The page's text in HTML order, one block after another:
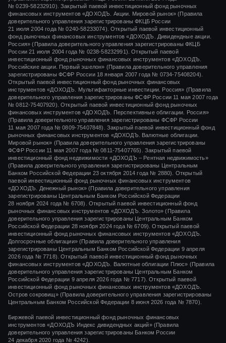
№ 0239-58232910). Закрытый паевой инвестиционный фонд рыночных
финансовых инструментов «ДОХОДЪ. Акции. Мировой рынок» (Правила
доверительного управления зарегистрированы ФКЦБ России
21 июля 2004 года № 0240-58233074). Открытый паевой инвестиционный
фонд рыночных финансовых инструментов «ДОХОДЪ. Дивидендные акции.
Россия» (Правила доверительного управления зарегистрированы ФКЦБ
России21 июля 2004 года № 0238-58232991). Открытый паевой
инвестиционный фонд рыночных финансовых инструментов «ДОХОДЪ.
Российские акции. Первый эшелон» (Правила доверительного управления
зарегистрированы ФСФР России 18 января 2007 года № 0734-75408204).
Открытый паевой инвестиционный фонд рыночных финансовых
инструментов «ДОХОДЪ. Мультифакторные инвестиции. Россия» (Правила
доверительного управления зарегистрированы ФСФР России 11 мая 2007 года
№ 0812-75407920). Открытый паевой инвестиционный фонд рыночных
финансовых инструментов «ДОХОДЪ. Перспективные облигации. Россия»
(Правила доверительного управления зарегистрированы ФСФР России
11 мая 2007 года № 0809-75407848).
Закрытый паевой инвестиционный фонд
рыночных финансовых инструментов «ДОХОДЪ. Валютные облигации.
Мировой рынок» (Правила доверительного управления зарегистрированы
ФСФР России 11 мая 2007 года № 0811-75407765).
Закрытый паевой
инвестиционный фонд недвижимости «ДОХОДЪ – Рентная недвижимость»
(Правила доверительного управления зарегистрированы Центральным
Банком Российской Федерации 23 октября 2014 года № 2880).
Открытый
паевой инвестиционный фонд рыночных финансовых инструментов
«ДОХОДЪ. Денежный рынок» (Правила доверительного управления
зарегистрированы Центральным Банком Российской Федерации
28 ноября 2024 года № 6708).
Открытый паевой инвестиционный фонд
рыночных финансовых инструментов «ДОХОДЪ. Золото» (Правила
доверительного управления зарегистрированы Центральным Банком
Российской Федерации 28 ноября 2024 года№ 6709). Открытый паевой
инвестиционный фонд рыночных финансовых инструментов «ДОХОДЪ.
Долгосрочные облигации» (Правила доверительного управления
зарегистрированы Центральным Банком Российской Федерации 9 апреля
2026 года № 7718). Открытый паевой инвестиционный фонд рыночных
финансовых инструментов «ДОХОДЪ. Валютные облигации Плюс» (Правила
доверительного управления зарегистрированы Центральным Банком
Российской Федерации 9 апреля 2026 года № 7717). Открытый паевой
инвестиционный фонд рыночных финансовых инструментов «ДОХОДЪ.
Остров сокровищ» (Правила доверительного управления зарегистрированы
Центральным Банком Российской Федерации 8 июня 2026 года № 7870).
Биржевой паевой инвестиционный фонд рыночных финансовых
инструментов«ДОХОДЪ Индекс дивидендных акций»(Правила
доверительного управления зарегистрированы Банком России
24 декабря 2020 года № 4242)